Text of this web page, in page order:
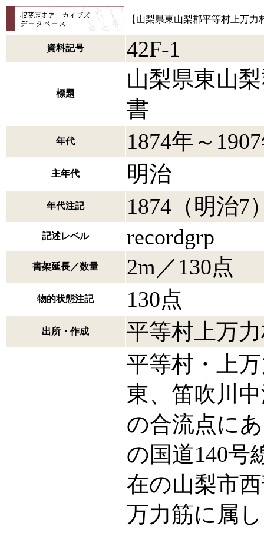
【山梨県東山梨郡平等村上万力
資料記号 42F-1
標題
山梨県東山
書
年代 1874年～
主年代 明治
年代注記 1874（明治7
記述レベル recordgrp
書架延長／数量 2m／130点
物的状態注記 130点
出所・作成 平等村上万
平等村・上
東、笛吹川
の合流点に
の国道140号
在の山梨市
万力筋に属